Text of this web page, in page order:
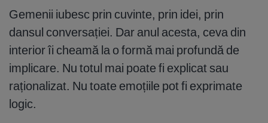
Gemenii iubesc prin cuvinte, prin idei, prin
dansul conversației. Dar anul acesta, ceva din
interior îi cheamă la o formă mai profundă de
implicare. Nu totul mai poate fi explicat sau
raționalizat. Nu toate emoțiile pot fi exprimate
logic.